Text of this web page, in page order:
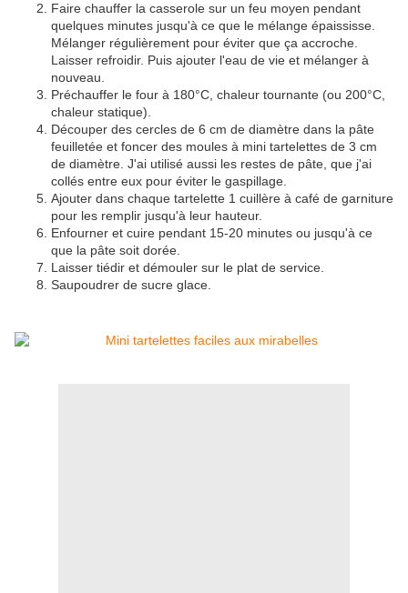
Faire chauffer la casserole sur un feu moyen pendant
quelques minutes jusqu'à ce que le mélange épaississe.
Mélanger régulièrement pour éviter que ça accroche.
Laisser refroidir. Puis ajouter l'eau de vie et mélanger à
nouveau.
Préchauffer le four à 180°C, chaleur tournante (ou 200°C,
chaleur statique).
Découper des cercles de 6 cm de diamètre dans la pâte
feuilletée et foncer des moules à mini tartelettes de 3 cm
de diamètre. J'ai utilisé aussi les restes de pâte, que j'ai
collés entre eux pour éviter le gaspillage.
Ajouter dans chaque tartelette 1 cuillère à café de garniture
pour les remplir jusqu'à leur hauteur.
Enfourner et cuire pendant 15-20 minutes ou jusqu'à ce
que la pâte soit dorée.
Laisser tiédir et démouler sur le plat de service.
Saupoudrer de sucre glace.